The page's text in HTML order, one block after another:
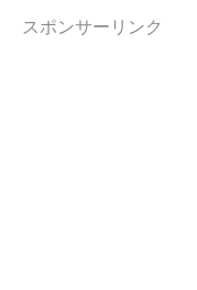
スポンサーリンク